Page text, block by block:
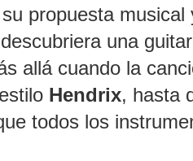
propuesta
una
allá cuando la
Hendrix, hasta
todos los